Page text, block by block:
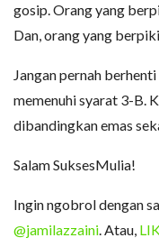
gosip. Orang yang
Dan, orang yang
Jangan pernah
memenuhi syarat 3-B.
dibandingkan emas
Salam SuksesMulia!
Ingin ngobrol dengan
@jamilazzaini. Atau,